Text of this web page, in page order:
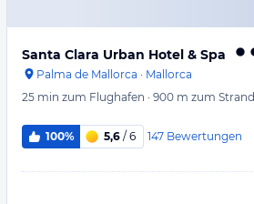
Santa Clara Urban Hotel & Spa
Palma de Mallorca · Mallorca
25 min zum Flughafen · 900 m zum Strand
100% 5,6 / 6 147 Bewertungen